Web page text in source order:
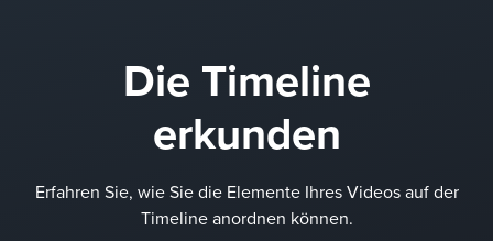
Die Timeline
erkunden
Erfahren Sie, wie Sie die Elemente Ihres Videos auf der
Timeline anordnen können.